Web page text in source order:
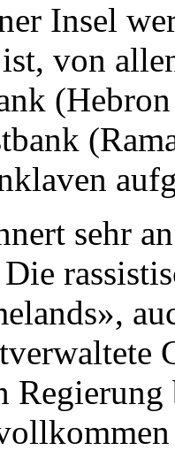
Insel
von
sehr